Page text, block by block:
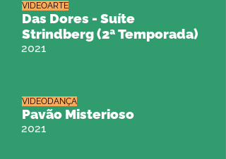
Das Dores - Suíte
Strindberg (2ª Temporada)
2021
VIDEOARTE
Pavão Misterioso
2021
VIDEODANÇA